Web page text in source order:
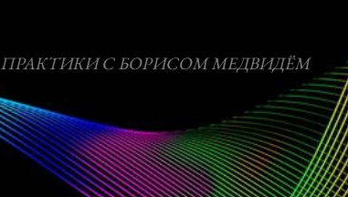
ПРАКТИКИ С БОРИСОМ МЕДВИДЁМ